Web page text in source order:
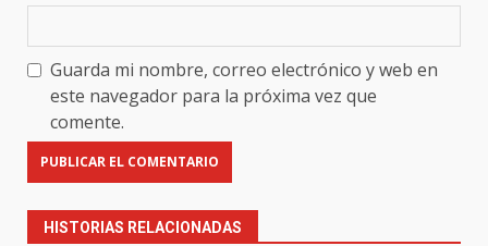
Guarda mi nombre, correo electrónico y web en
este navegador para la próxima vez que
comente.
HISTORIAS RELACIONADAS